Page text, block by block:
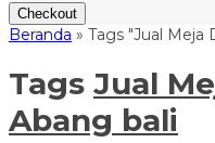
Checkout
Beranda » Tags "Jual Meja
Tags Jual
Abang bali